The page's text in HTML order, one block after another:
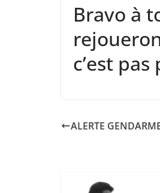
Bravo à
c’est
ALERTE